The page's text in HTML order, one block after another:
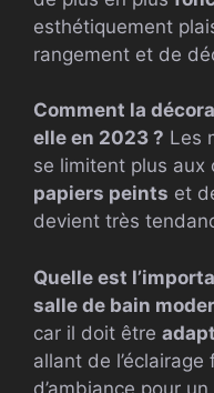
esthétiquement
rangement et de
Comment la
elle en 2023 ? Les
se limitent plus aux
papiers peints et
devient très
Quelle est
salle de bain
car il doit être
allant de l’éclairage
d’ambiance pour